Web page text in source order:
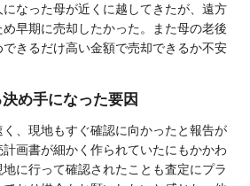
なった母が近くに越してきたが、遠方
早期に売却したかった。また母の老後
きるだけ高い金額で売却できるか不安
め手になった要因
、現地もすぐ確認に向かったと報告が
画書が細かく作られていたにもかかわ
に行って確認されたことも査定にプラ